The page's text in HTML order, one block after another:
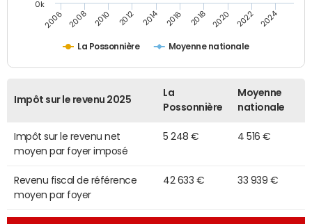
La Possonnière Moyenne nationale
2006 2008 2010 2012 2014 2016 2018 2020 2022 2024
0k
Impôt sur le revenu 2025
La
Possonnière
Moyenne
nationale
Impôt sur le revenu net
moyen par foyer imposé
5 248 € 4 516 €
Revenu fiscal de référence
moyen par foyer
42 633 € 33 939 €